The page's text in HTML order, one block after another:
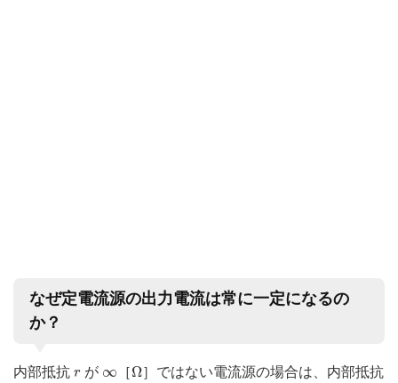
なぜ定電流源の出力電流は常に一定になるの
か？
内部抵抗 r
r が ∞
∞ ［Ω
Ω］ではない電流源の場合は、内部抵抗